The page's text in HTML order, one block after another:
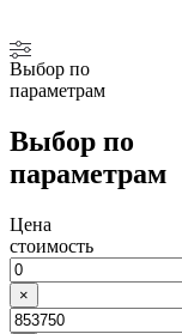
Выбор по
параметрам
Выбор по
параметрам
Цена
стоимость
×